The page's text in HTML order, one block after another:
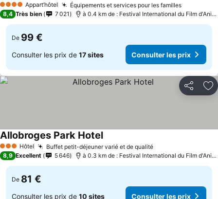
4 Étoiles Appart’hôtel Équipements et services pour les familles
8,4 Très bien 7 021 à 0.4 km de : Festival International du Film
De 99 €
Consulter les prix de 17 sites Consulter les prix
Partager
3 ÉtoilesHôtel Buffet petit-déjeuner varié et de qualitéConsulter les prix
Allobroges Park HotelConsulter les prix
8,9 Excellent 5 646 à 0.3 km de : Festival International du Film
De 81 €
Consulter les prix de 10 sites Consulter les prix